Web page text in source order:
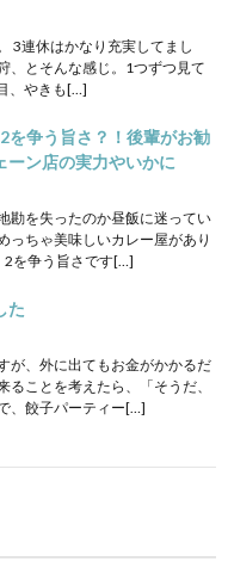
3連休はかなり充実してまし
とそんな感じ。1つずつ見て
、やきも[…]
を争う旨さ？！後輩がお勧
ーン店の実力やいかに
勘を失ったのか昼飯に迷ってい
っちゃ美味しいカレー屋があり
2を争う旨さです[…]
た
が、外に出てもお金がかかるだ
ることを考えたら、「そうだ、
、餃子パーティー[…]